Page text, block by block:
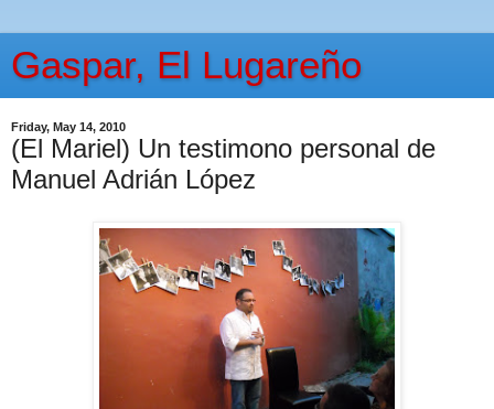
Gaspar, El Lugareño
Friday, May 14, 2010
(El Mariel) Un testimono personal de
Manuel Adrián López